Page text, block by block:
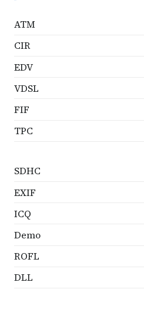
ATM
CIR
EDV
VDSL
FIF
TPC
SDHC
EXIF
ICQ
Demo
ROFL
DLL